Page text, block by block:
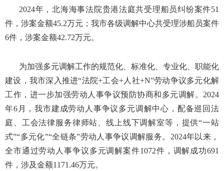
2024年，北海海事法院贵港法庭共受理船员纠纷案件51
件，涉案金额45.2万元；我市各级调解中心共受理涉船员案件
6件，涉案金额42.72万元。
为加强多元调解工作的规范化、标准化、专业化、职能化
建设，我市深入推进“法院+工会+人社+N”劳动争议多元化解
工作，进一步加强劳动人事争议预防协商和多元调解。2024
年6月，我市建成劳动人事争议多元调解中心，配备巡回法
庭、工会法律服务律师站、线上线下调解室等，提供“一站
式”“多元化”“全链条”劳动人事争议调解服务。2024年以来，
全市通过劳动人事争议多元调解案件1072件，调解成功691
件，涉及金额1171.46万元。